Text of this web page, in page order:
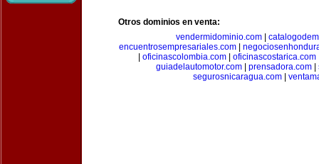
Otros dominios en venta:
vendermidominio.com|
encuentrosempresariales.com|
oficinascolombia.com| oficinascostarica.com
guiadelautomotor.com
prensadora.com
segurosnicaragua.com